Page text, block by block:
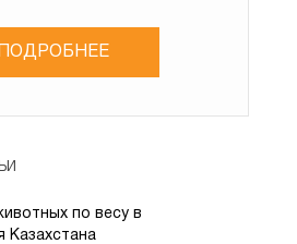
иерархиясын» таңдауыңыз
ПОДРОБНЕЕ
по весу в
Казахстана